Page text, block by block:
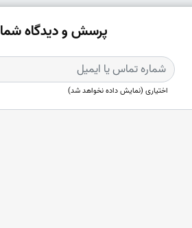
پرسش و دیدگاه شما
اختیاری (نمایش داده نخواهد شد)